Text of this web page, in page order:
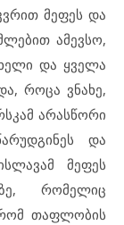
მეფეს და
ამევსო,
და ყველა
როცა ვნახე,
არასწორი
და
მეფეს
რომელიც
თაფლობის